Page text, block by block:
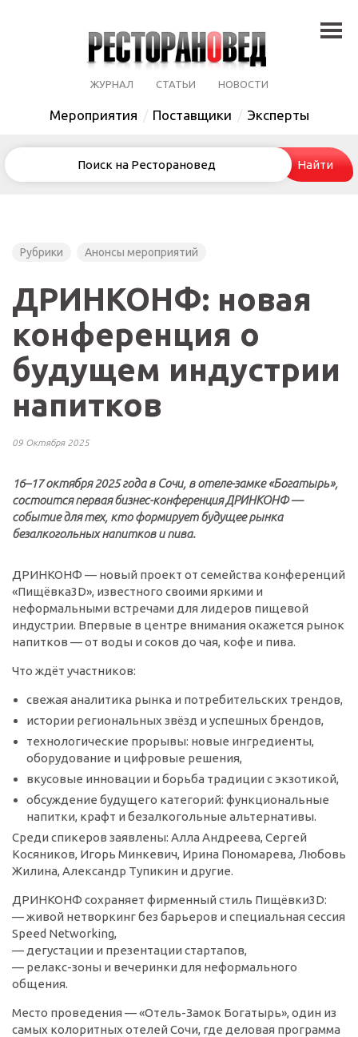
ЖУРНАЛ СТАТЬИ НОВОСТИ
Мероприятия Поставщики Эксперты
Рубрики Анонсы мероприятий
ДРИНКОНФ: новая
конференция о
будущем индустрии
напитков
09 Октября 2025
16–17 октября 2025 года в Сочи, в отеле-замке «Богатырь»,
состоится первая бизнес-конференция ДРИНКОНФ —
событие для тех, кто формирует будущее рынка
безалкогольных напитков и пива.
ДРИНКОНФ — новый проект от семейства конференций
«Пищёвка3D», известного своими яркими и
неформальными встречами для лидеров пищевой
индустрии. Впервые в центре внимания окажется рынок
напитков — от воды и соков до чая, кофе и пива.
Что ждёт участников:
свежая аналитика рынка и потребительских трендов,
истории региональных звёзд и успешных брендов,
технологические прорывы: новые ингредиенты,
оборудование и цифровые решения,
вкусовые инновации и борьба традиции с экзотикой,
обсуждение будущего категорий: функциональные
напитки, крафт и безалкогольные альтернативы.
Среди спикеров заявлены: Алла Андреева, Сергей
Косяников, Игорь Минкевич, Ирина Пономарева, Любовь
Жилина, Александр Тупикин и другие.
ДРИНКОНФ сохраняет фирменный стиль Пищёвки3D:
— живой нетворкинг без барьеров и специальная сессия
Speed Networking,
— дегустации и презентации стартапов,
— релакс-зоны и вечеринки для неформального
общения.
Место проведения — «Отель-Замок Богатырь», один из
самых колоритных отелей Сочи, где деловая программа